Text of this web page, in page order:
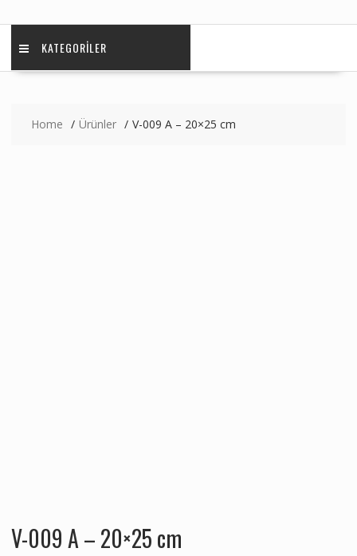
KATEGORILER
Home Ürünler V-009 A – 20×25 cm
V-009 A – 20×25 cm